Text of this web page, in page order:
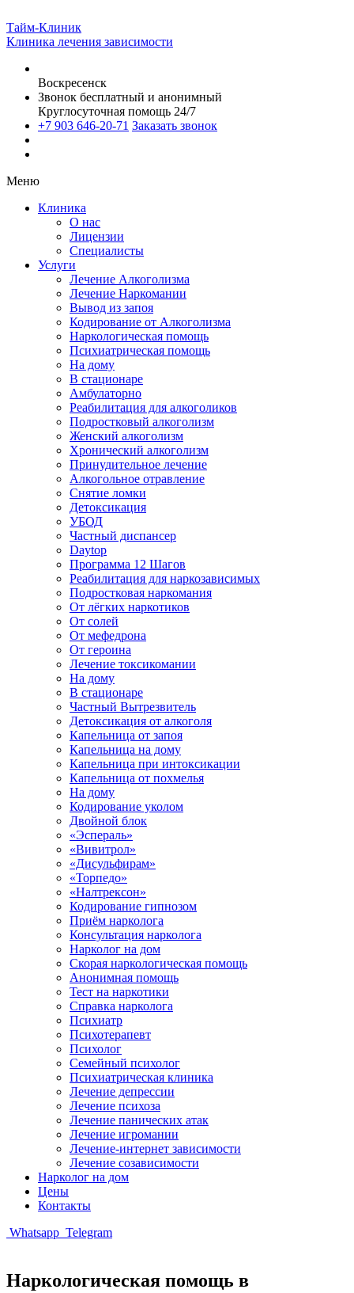
Тайм-Клиник
Клиника лечения зависимости
Воскресенск
Звонок бесплатный и анонимный
Круглосуточная помощь 24/7
+7 903 646-20-71 Заказать звонок
Меню
Клиника
О нас
Лицензии
Специалисты
Услуги
Лечение Алкоголизма
Лечение Наркомании
Вывод из запоя
Кодирование от Алкоголизма
Наркологическая помощь
Психиатрическая помощь
На дому
В стационаре
Амбулаторно
Реабилитация для алкоголиков
Подростковый алкоголизм
Женский алкоголизм
Хронический алкоголизм
Принудительное лечение
Алкогольное отравление
Снятие ломки
Детоксикация
УБОД
Частный диспансер
Daytop
Программа 12 Шагов
Реабилитация для наркозависимых
Подростковая наркомания
От лёгких наркотиков
От солей
От мефедрона
От героина
Лечение токсикомании
На дому
В стационаре
Частный Вытрезвитель
Детоксикация от алкоголя
Капельница от запоя
Капельница на дому
Капельница при интоксикации
Капельница от похмелья
На дому
Кодирование уколом
Двойной блок
«Эспераль»
«Вивитрол»
«Дисульфирам»
«Торпедо»
«Налтрексон»
Кодирование гипнозом
Приём нарколога
Консультация нарколога
Нарколог на дом
Скорая наркологическая помощь
Анонимная помощь
Тест на наркотики
Справка нарколога
Психиатр
Психотерапевт
Психолог
Семейный психолог
Психиатрическая клиника
Лечение депрессии
Лечение психоза
Лечение панических атак
Лечение игромании
Лечение-интернет зависимости
Лечение созависимости
Нарколог на дом
Цены
Контакты
Whatsapp Telegram
Наркологическая помощь в